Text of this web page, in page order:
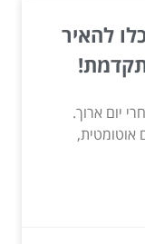
להאיר
יום ארוך.
אוטומטית,